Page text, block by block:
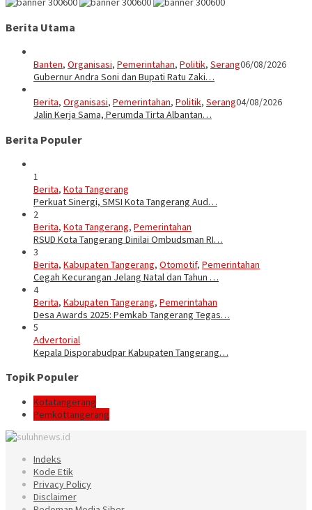
Berita Utama
Banten, Organisasi, Pemerintahan, Politik, Serang06/08/2026
Gubernur Andra Soni dan Bupati Ratu Zaki…
Berita, Organisasi, Pemerintahan, Politik, Serang04/08/2026
Jalin Kerja Sama, Perumda Tirta Albantan…
Berita Populer
1
Berita, Kota Tangerang
Perkuat Sinergi, SMSI Kota Tangerang Aud…
2
Berita, Kota Tangerang, Pemerintahan
RSUD Kota Tangerang Dinilai Ombudsman RI…
3
Berita, Kabupaten Tangerang, Otomotif, Pemerintahan
Cegah Kecurangan Jelang Natal dan Tahun …
4
Berita, Kabupaten Tangerang, Pemerintahan
Desa Awards 2025: Pemkab Tangerang Tegas…
5
Advertorial
Kepala Disporabudpar Kabupaten Tangerang…
Topik Populer
Kotatangerang
Pemkottangerang
Indeks
Kode Etik
Privacy Policy
Disclaimer